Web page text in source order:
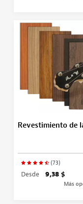
Revestimiento de
(73)
Desde 9,38 $
Más